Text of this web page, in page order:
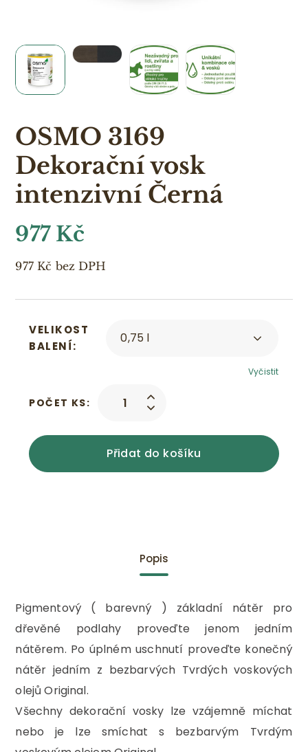
OSMO 3169
Dekorační vosk
intenzivní Černá
977 Kč
977 Kč bez DPH
VELIKOST
BALENÍ
Vyčistit
POČET KS:
Přidat do košíku
Popis
Pigmentový ( barevný ) základní nátěr pro
dřevěné podlahy proveďte jenom jedním
nátěrem. Po úplném uschnutí proveďte konečný
nátěr jedním z bezbarvých Tvrdých voskových
olejů Original.
Všechny dekorační vosky lze vzájemně míchat
nebo je lze smíchat s bezbarvým Tvrdým